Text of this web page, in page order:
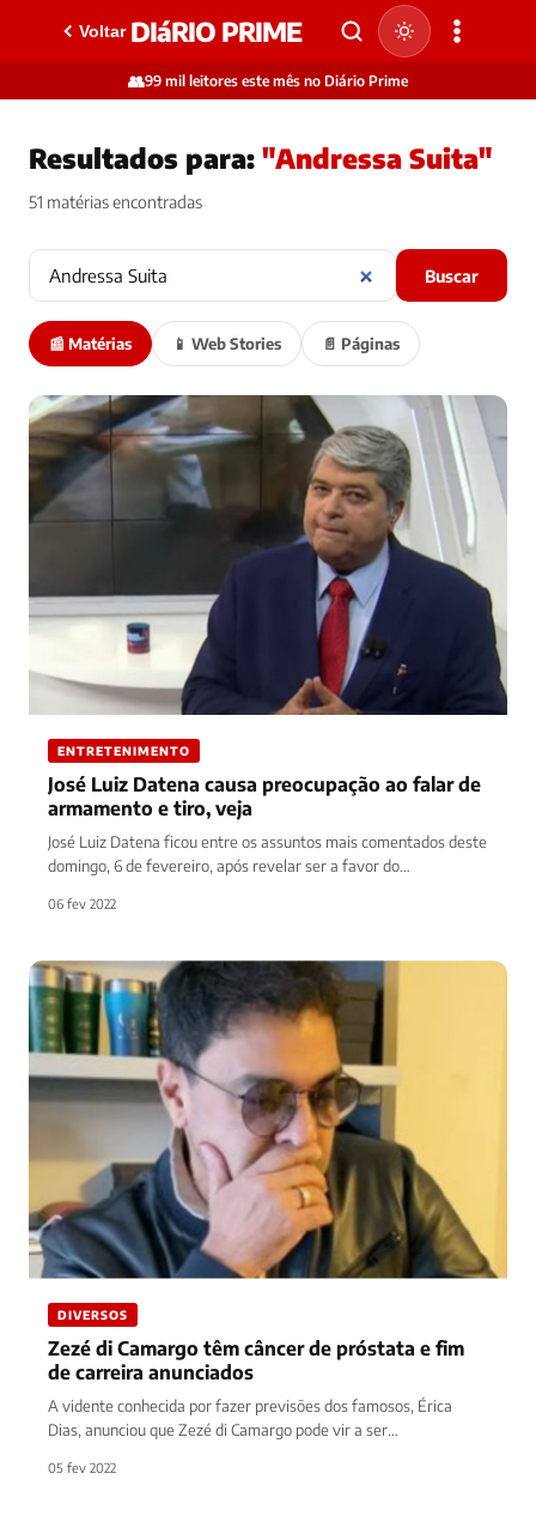
Voltar DIáRIO PRIME
👥99 mil leitores este mês no Diário Prime
Resultados para: "Andressa Suita"
51 matérias encontradas
Buscar
📰 Matérias 📱 Web Stories 📄 Páginas
ENTRETENIMENTO
José Luiz Datena causa preocupação ao falar de
armamento e tiro, veja
José Luiz Datena ficou entre os assuntos mais comentados deste
domingo, 6 de fevereiro, após revelar ser a favor do…
06 fev 2022
DIVERSOS
Zezé di Camargo têm câncer de próstata e fim
de carreira anunciados
A vidente conhecida por fazer previsões dos famosos, Érica
Dias, anunciou que Zezé di Camargo pode vir a ser
05 fev 2022